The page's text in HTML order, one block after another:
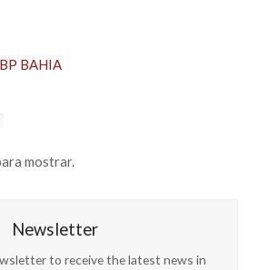
BAHIA
mostrar.
Newsletter
to receive the latest news in